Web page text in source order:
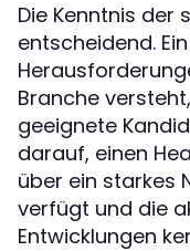
Die Kenntnis der
entscheidend.
Branche
geeignete
darauf, einen
über ein starkes
verfügt und die
Entwicklungen